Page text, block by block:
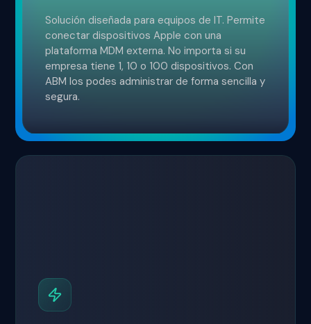
Solución diseñada para equipos de IT. Permite
conectar dispositivos Apple con una
plataforma MDM externa. No importa si su
empresa tiene 1, 10 o 100 dispositivos. Con
ABM los podes administrar de forma sencilla y
segura.